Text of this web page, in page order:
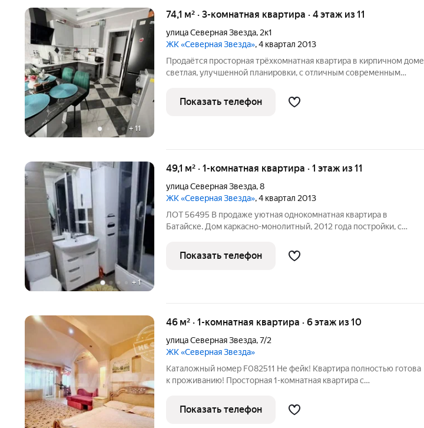
+11
74,1 м² · 3-комнатная квартира · 4 этаж из 11
улица Северная Звезда, 2к1
ЖК «Северная Звезда», 4 квартал 2013
Продаётся просторная трёхкомнатная квартира в кирпичном доме
светлая, улучшенной планировки, с отличным современным
Кухня 11,5 кв. м, гостиная 21,5 кв. м, две спальни 12,5 и 13,5 кв. м,
Показать телефон
+1
49,1 м² · 1-комнатная квартира · 1 этаж из 11
улица Северная Звезда,8
ЖК «Северная Звезда», 4 квартал 2013
ЛОТ 56495 В продаже уютная однокомнатная квартира в
Батайске. Дом каркасно-монолитный, 2012 года постройки, с
Площадь: 49,1 кв. м это полноценная «евродвушка» по факту.
Просторная комната
Показать телефон
46 м² · 1-комнатная квартира · 6 этаж из 10
улица Северная Звезда,7/2
ЖК «Северная Звезда»
Каталожный номер F082511 Не фейк! Квартира полностью готова
к проживанию! Просторная 1-комнатная квартира с
уголком и евро ремонтом в 10-ти минутах езды в Ростов-на-Дону.
В квартире вместительный
Показать телефон